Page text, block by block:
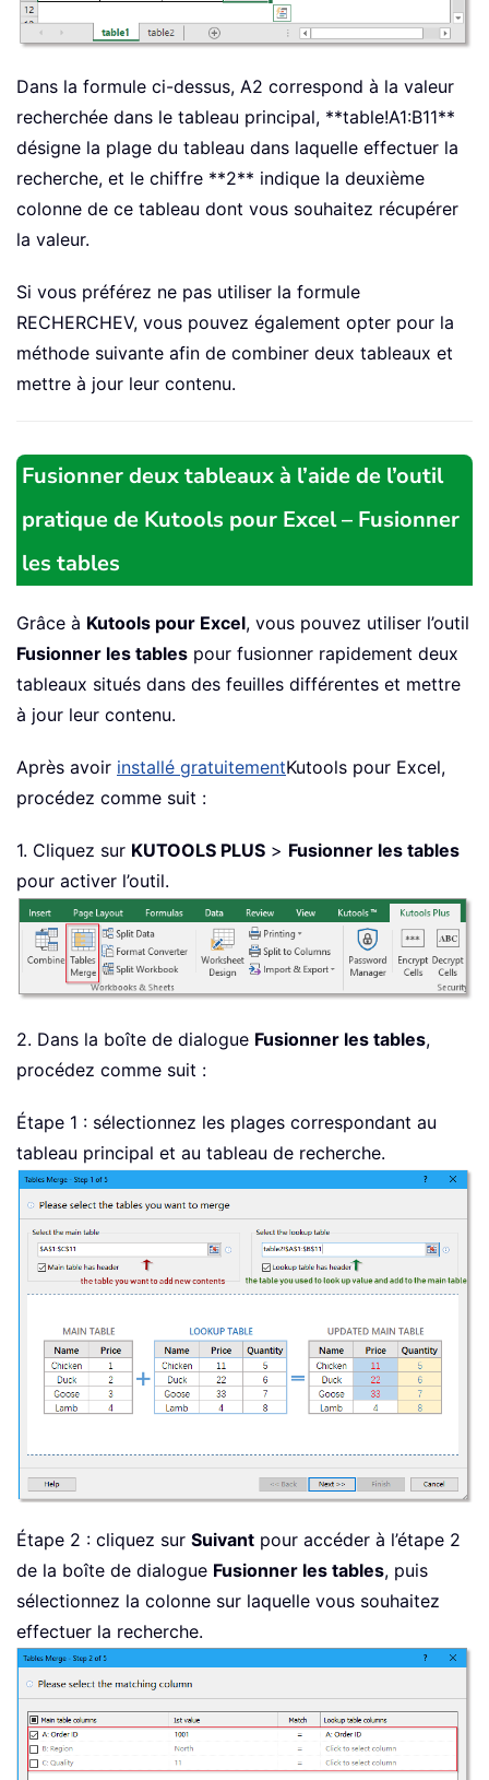
Dans la formule ci-dessus, A2 correspond à la valeur
recherchée dans le tableau principal, **table!A1:B11**
désigne la plage du tableau dans laquelle effectuer la
recherche, et le chiffre **2** indique la deuxième
colonne de ce tableau dont vous souhaitez récupérer
la valeur.
Si vous préférez ne pas utiliser la formule
RECHERCHEV, vous pouvez également opter pour la
méthode suivante afin de combiner deux tableaux et
mettre à jour leur contenu.
Fusionner deux tableaux à l’aide de l’outil
pratique de Kutools pour Excel – Fusionner
les tables
Grâce à Kutools pour Excel, vous pouvez utiliser l’outil
Fusionner les tables pour fusionner rapidement deux
tableaux situés dans des feuilles différentes et mettre
à jour leur contenu.
Après avoir installé gratuitementKutools pour Excel,
procédez comme suit :
1. Cliquez sur KUTOOLS PLUS > Fusionner les tables
pour activer l’outil.
2. Dans la boîte de dialogue Fusionner les tables,
procédez comme suit :
Étape 1 : sélectionnez les plages correspondant au
tableau principal et au tableau de recherche.
Étape 2 : cliquez sur Suivant pour accéder à l’étape 2
de la boîte de dialogue Fusionner les tables, puis
sélectionnez la colonne sur laquelle vous souhaitez
effectuer la recherche.